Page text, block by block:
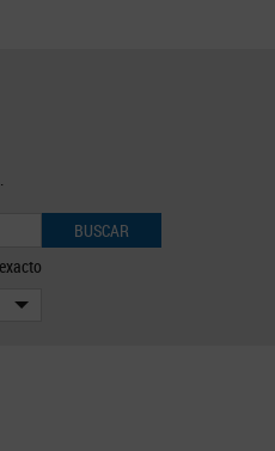
BUSCAR